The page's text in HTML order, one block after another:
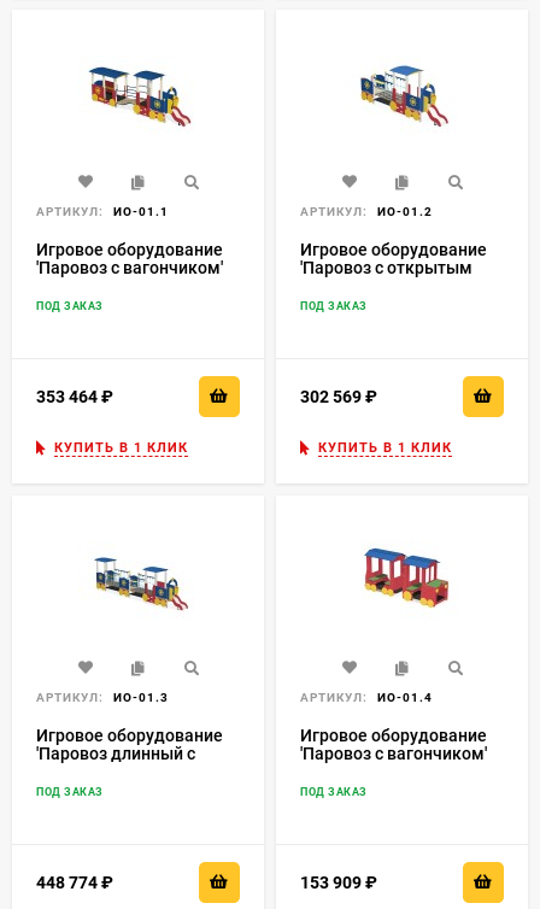
АРТИКУЛ: ИО-01.1
Игровое оборудование
'Паровоз с вагончиком'
ПОД ЗАКАЗ
353 464
КУПИТЬ В 1 КЛИК
АРТИКУЛ: ИО-01.2
Игровое оборудование
'Паровоз с открытым
ИО-01.2
ПОД ЗАКАЗ
302 569
КУПИТЬ В 1 КЛИК
АРТИКУЛ: ИО-01.3
Игровое оборудование
'Паровоз длинный с
ИО-01.3
ПОД ЗАКАЗ
448 774
АРТИКУЛ: ИО-01.4
Игровое оборудование
'Паровоз с вагончиком'
ПОД ЗАКАЗ
153 909